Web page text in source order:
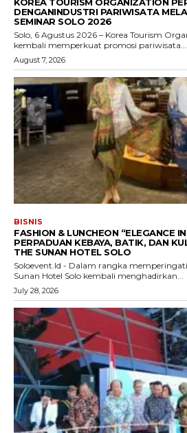
KOREA TOURISM ORGANIZATION
DENGANINDUSTRI PARIWISATA
SEMINAR SOLO 2026
Solo, 6 Agustus 2026 – Korea Tourism
kembali memperkuat promosi pariwisata...
August 7, 2026
BISNIS
FASHION & LUNCHEON “ELEGANCE
PERPADUAN KEBAYA, BATIK, DAN
THE SUNAN HOTEL SOLO
Soloevent.Id - Dalam rangka
Sunan Hotel Solo kembali menghadirkan...
July 28, 2026